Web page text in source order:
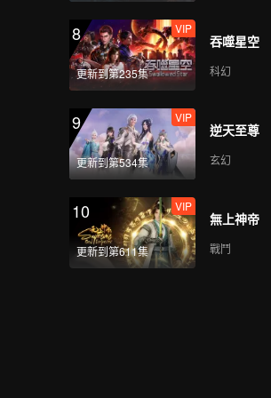
8
更新到第235集
VIP
吞噬星空
科幻
9
更新到第534集
VIP
逆天至尊
玄幻
10
更新到第611集
VIP
無上神帝
戰鬥